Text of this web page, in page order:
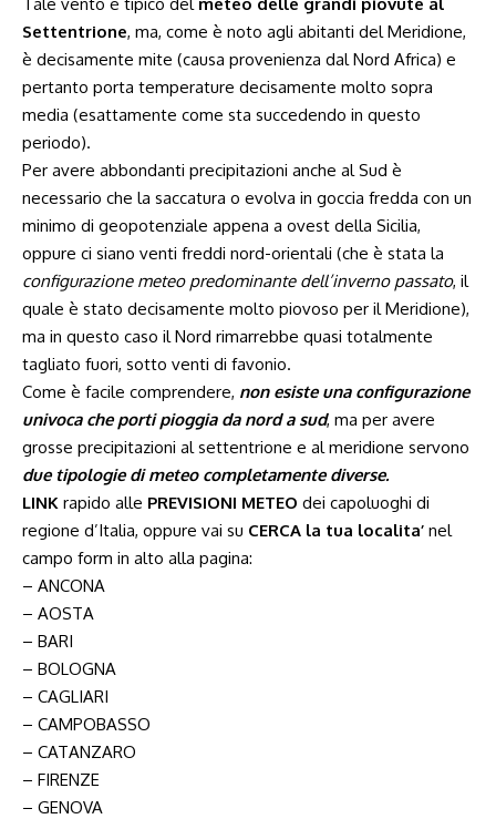
Settentrione, ma, come è noto agli abitanti del Meridione,
è decisamente mite (causa provenienza dal Nord Africa) e
pertanto porta temperature decisamente molto sopra
media (esattamente come sta succedendo in questo
periodo).
Per avere abbondanti precipitazioni anche al Sud è
necessario che la saccatura o evolva in goccia fredda con un
minimo di geopotenziale appena a ovest della Sicilia,
oppure ci siano venti freddi nord-orientali (che è stata la
configurazione meteo predominante dell’inverno passato, il
quale è stato decisamente molto piovoso per il Meridione),
ma in questo caso il Nord rimarrebbe quasi totalmente
tagliato fuori, sotto venti di favonio.
Come è facile comprendere, non esiste una configurazione
univoca che porti pioggia da nord a sud, ma per avere
grosse precipitazioni al settentrione e al meridione servono
due tipologie di meteo completamente diverse.
LINK rapido alle PREVISIONI METEO dei capoluoghi di
regione d’Italia, oppure vai su CERCA la tua localita’ nel
campo form in alto alla pagina:
– ANCONA
– AOSTA
– BARI
– BOLOGNA
– CAGLIARI
– CAMPOBASSO
– CATANZARO
– FIRENZE
– GENOVA